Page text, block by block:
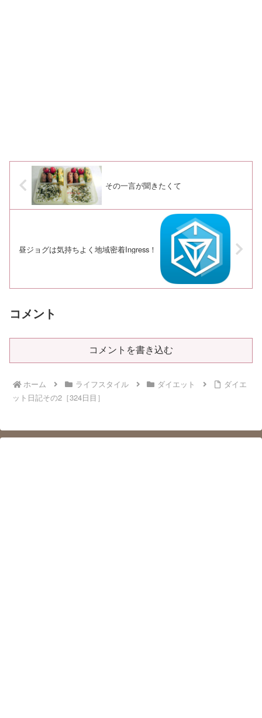
その一言が聞きたくて
昼ジョグは気持ちよく地域密着Ingress！
コメント
コメントを書き込む
ホーム ライフスタイル ダイエット
ダイエ
ット日記その2［324日目］